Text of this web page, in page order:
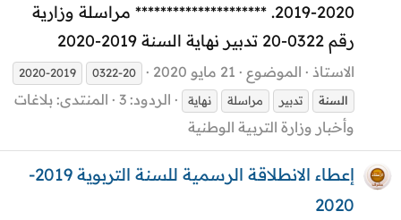
2020-2019. ********************* مراسلة وزارية
رقم 0322-20 تدبير نهاية السنة 2019-2020
الاستاذ الموضوع 21 مايو 2020 0322-20
2020-2019
السنة
تدبير مراسلة نهاية الردود: 3 المنتدى: بلاغات
وأخبار وزارة التربية الوطنية
إعطاء الانطلاقة الرسمية للسنة التربوية 2019-
2020